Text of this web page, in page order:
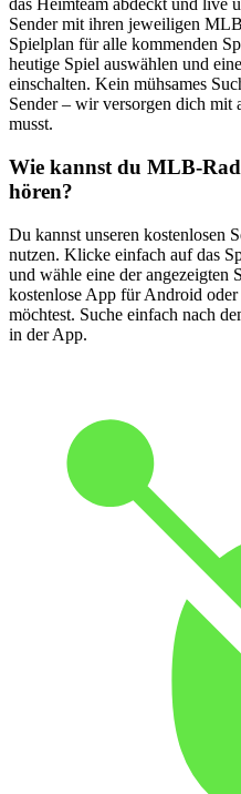
das Heimteam abdeckt und live
Sender mit ihren jeweiligen
Spielplan für alle kommenden
heutige Spiel auswählen und
einschalten. Kein mühsames
Sender – wir versorgen dich
musst.
Wie kannst du MLB-
hören?
Du kannst unseren kostenlosen
nutzen. Klicke einfach auf das
und wähle eine der angezeigten
kostenlose App für Android
möchtest. Suche einfach nach
in der App.